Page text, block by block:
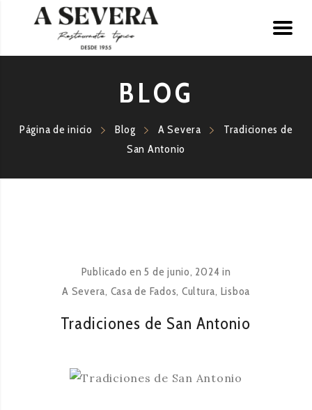
BLOG
Página de inicio Blog A Severa
Tradiciones de
San Antonio
Publicado en5 de junio, 2024 in
A Severa, Casa de Fados, Cultura, Lisboa
Tradiciones de San Antonio